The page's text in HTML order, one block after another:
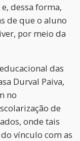
dessa forma,
de que o aluno
por meio da
das
Durval Paiva,
no
de
onde tais
vínculo com as